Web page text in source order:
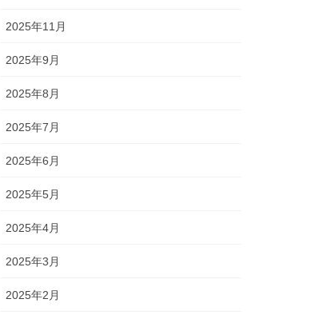
2025年11月
2025年9月
2025年8月
2025年7月
2025年6月
2025年5月
2025年4月
2025年3月
2025年2月